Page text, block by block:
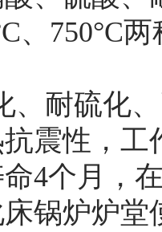
、
、耐硫化
震性，工
4个月，
锅炉炉